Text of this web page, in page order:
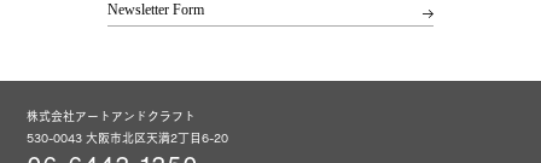
Newsletter Form
株式会社アートアンドクラフト
530-0043 大阪市北区天満2丁目6-20